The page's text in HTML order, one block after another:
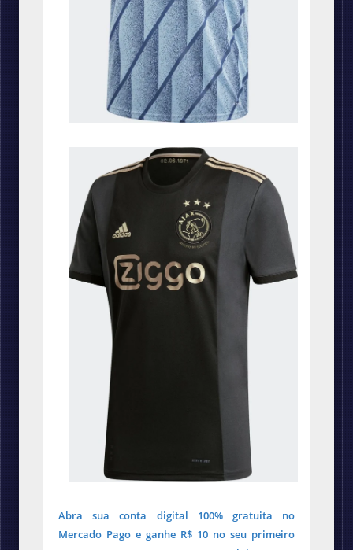
Abra sua conta digital 100% gratuita no
Mercado Pago e ganhe R$ 10 no seu primeiro